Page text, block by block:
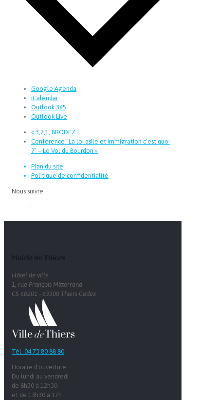
Google Agenda
iCalendar
Outlook 365
Outlook Live
« 3,2,1, BRODEZ !
Conférence “La loi asile et immigration c’est quoi
?” – Le Vol du Bourdon »
Plan du site
Politique de confidentialité
Nous suivre
Hôtel de ville
1, rue François Mitterrand
CS 60201 - 63300 Thiers Cedex
Tél. 04 73 80 88 80
Horaire d'ouverture:
Du lundi au vendredi
de 8h30 à 12h30
et de 13h30 à 17h